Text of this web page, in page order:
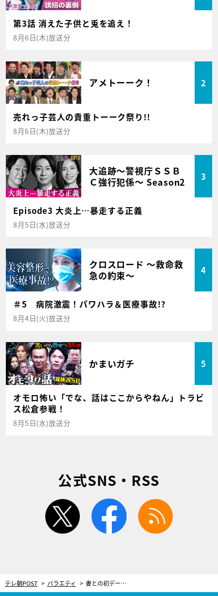
第3話 消えた子供と兎を追え！
8月6日(木)放送分
アメトーーク！ 2
売れっ子芸人の貴重トーーク祭り!!
8月6日(木)放送分
大追跡～警視庁ＳＳＢ
Ｃ強行犯係～ Season2
3
Episode3 大炎上…暴走する正義
8月5日(水)放送分
クロスロード ～救命救
急の約束～
4
＃5 病院激震！パワハラ＆医療事故!?
8月4日(火)放送分
かまいガチ 5
オモロ怖い「でな、話はここからやねん」トラビ
ス松倉参戦！
8月5日(水)放送分
公式SNS・RSS
twitter facebook
テレ朝POST バラエティ 妻との初デートで“まさかの提案”をしたピュア夫。急に黙り込んで涙…MCも「怖い」とドン引き